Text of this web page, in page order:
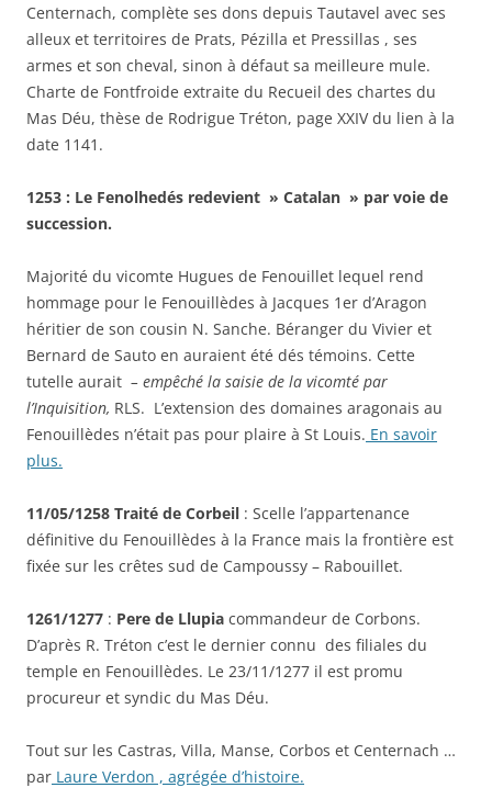
Centernach, complète ses dons depuis Tautavel avec ses
alleux et territoires de Prats, Pézilla et Pressillas , ses
armes et son cheval, sinon à défaut sa meilleure mule.
Charte de Fontfroide extraite du Recueil des chartes du
Mas Déu, thèse de Rodrigue Tréton, page XXIV du lien à la
date 1141.
1253 : Le Fenolhedés redevient » Catalan » par voie de
succession.
Majorité du vicomte Hugues de Fenouillet lequel rend
hommage pour le Fenouillèdes à Jacques 1er d’Aragon
héritier de son cousin N. Sanche. Béranger du Vivier et
Bernard de Sauto en auraient été dés témoins. Cette
tutelle aurait – empêché la saisie de la vicomté par
l’Inquisition, RLS. L’extension des domaines aragonais au
Fenouillèdes n’était pas pour plaire à St Louis. En savoir
plus.
11/05/1258 Traité de Corbeil : Scelle l’appartenance
définitive du Fenouillèdes à la France mais la frontière est
fixée sur les crêtes sud de Campoussy – Rabouillet.
1261/1277 : Pere de Llupia commandeur de Corbons.
D’après R. Tréton c’est le dernier connu des filiales du
temple en Fenouillèdes. Le 23/11/1277 il est promu
procureur et syndic du Mas Déu.
Tout sur les Castras, Villa, Manse, Corbos et Centernach …
par Laure Verdon , agrégée d’histoire.